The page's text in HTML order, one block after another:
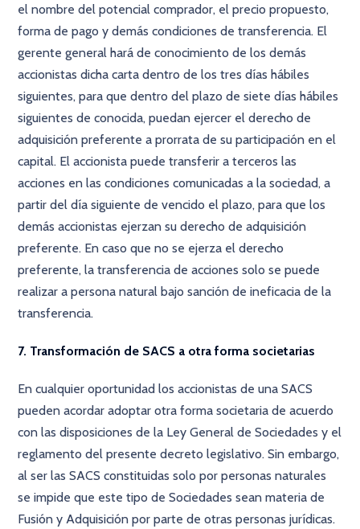
el nombre del potencial comprador, el precio propuesto,
forma de pago y demás condiciones de transferencia. El
gerente general hará de conocimiento de los demás
accionistas dicha carta dentro de los tres días hábiles
siguientes, para que dentro del plazo de siete días hábiles
siguientes de conocida, puedan ejercer el derecho de
adquisición preferente a prorrata de su participación en el
capital. El accionista puede transferir a terceros las
acciones en las condiciones comunicadas a la sociedad, a
partir del día siguiente de vencido el plazo, para que los
demás accionistas ejerzan su derecho de adquisición
preferente. En caso que no se ejerza el derecho
preferente, la transferencia de acciones solo se puede
realizar a persona natural bajo sanción de ineficacia de la
transferencia.
7. Transformación de SACS a otra forma societarias
En cualquier oportunidad los accionistas de una SACS
pueden acordar adoptar otra forma societaria de acuerdo
con las disposiciones de la Ley General de Sociedades y el
reglamento del presente decreto legislativo. Sin embargo,
al ser las SACS constituidas solo por personas naturales
se impide que este tipo de Sociedades sean materia de
Fusión y Adquisición por parte de otras personas jurídicas.